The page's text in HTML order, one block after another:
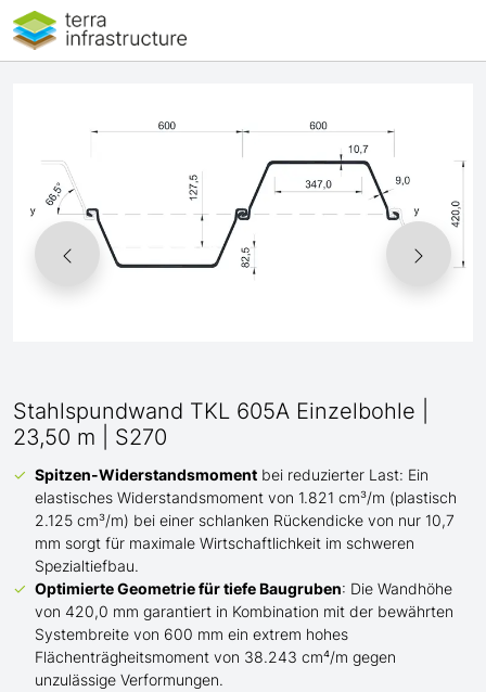
Stahlspundwand TKL 605A Einzelbohle |
23,50 m | S270
Spitzen-Widerstandsmoment bei reduzierter Last: Ein
elastisches Widerstandsmoment von 1.821 cm³/m (plastisch
2.125 cm³/m) bei einer schlanken Rückendicke von nur 10,7
mm sorgt für maximale Wirtschaftlichkeit im schweren
Spezialtiefbau.
Optimierte Geometrie für tiefe Baugruben: Die Wandhöhe
von 420,0 mm garantiert in Kombination mit der bewährten
Systembreite von 600 mm ein extrem hohes
Flächenträgheitsmoment von 38.243 cm⁴/m gegen
unzulässige Verformungen.